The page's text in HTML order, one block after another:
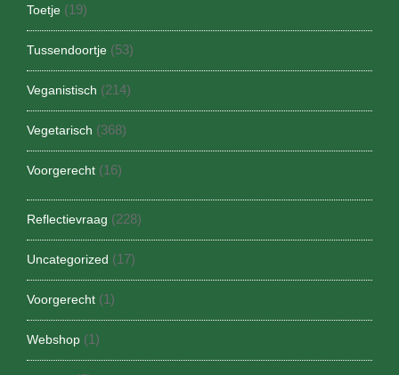
Toetje (19)
Tussendoortje (53)
Veganistisch (214)
Vegetarisch (368)
Voorgerecht (16)
Reflectievraag (228)
Uncategorized (17)
Voorgerecht (1)
Webshop (1)